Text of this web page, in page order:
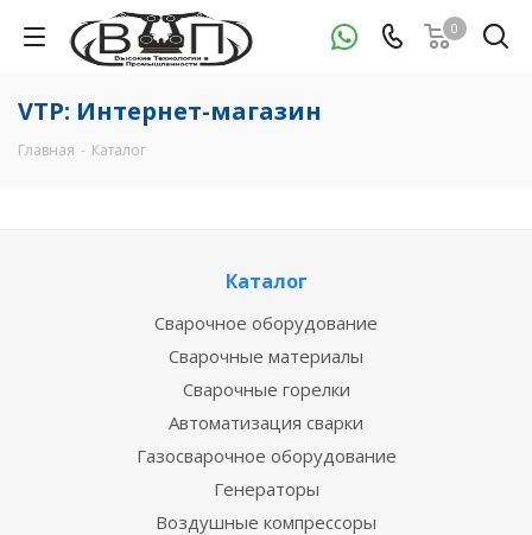
0
VTP: Интернет-магазин
Главная - Каталог
Каталог
Сварочное оборудование
Сварочные материалы
Сварочные горелки
Автоматизация сварки
Газосварочное оборудование
Генераторы
Воздушные компрессоры